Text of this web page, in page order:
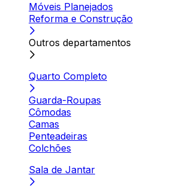
Móveis Planejados
Reforma e Construção
Outros departamentos
Quarto Completo
Guarda-Roupas
Cômodas
Camas
Penteadeiras
Colchões
Sala de Jantar